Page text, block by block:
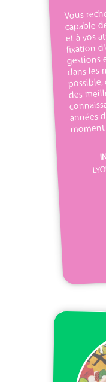
Vous
capable
et à vos
fixation
gestions
dans les
des
années